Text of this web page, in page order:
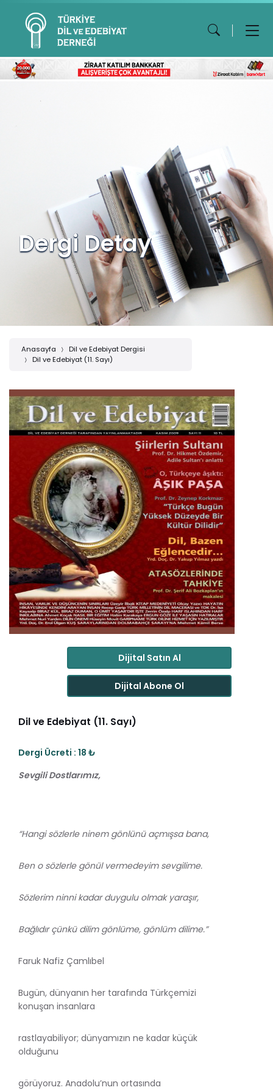
Dergi Detay
Anasayfa
Dil ve Edebiyat Dergisi
Dil ve Edebiyat (11. Sayı)
Dijital Satın Al
Dijital Abone Ol
Dil ve Edebiyat (11. Sayı)
Dergi Ücreti : 18 ₺
Sevgili Dostlarımız,
“Hangi sözlerle ninem gönlünü açmışsa bana,
Ben o sözlerle gönül vermedeyim sevgilime.
Sözlerim ninni kadar duygulu olmak yaraşır,
Bağlıdır çünkü dilim gönlüme, gönlüm dilime.”
Faruk Nafiz Çamlıbel
Bugün, dünyanın her tarafında Türkçemizi
konuşan insanlara
rastlayabiliyor; dünyamızın ne kadar küçük
olduğunu
görüyoruz. Anadolu’nun ortasında